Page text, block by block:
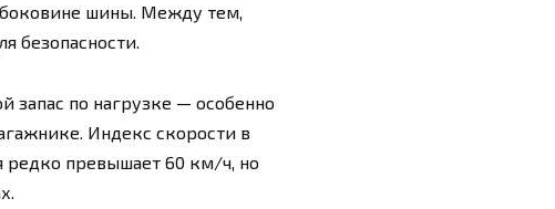
шины. Между тем,
безопасности.
по нагрузке — особенно
Индекс скорости в
редко превышает 60 км/ч, но